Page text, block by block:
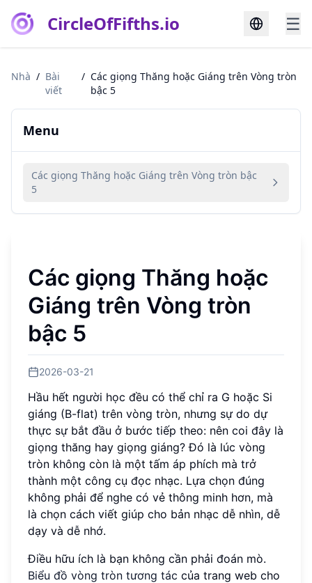
CircleOfFifths.io ☰
Nhà / Bài
viết
/ Các giọng Thăng hoặc Giáng trên Vòng tròn
bậc 5
Menu
Các giọng Thăng hoặc Giáng trên Vòng tròn bậc
5
Các giọng Thăng hoặc
Giáng trên Vòng tròn
bậc 5
2026-03-21
Hầu hết người học đều có thể chỉ ra G hoặc Si
giáng (B-flat) trên vòng tròn, nhưng sự do dự
thực sự bắt đầu ở bước tiếp theo: nên coi đây là
giọng thăng hay giọng giáng? Đó là lúc vòng
tròn không còn là một tấm áp phích mà trở
thành một công cụ đọc nhạc. Lựa chọn đúng
không phải để nghe có vẻ thông minh hơn, mà
là chọn cách viết giúp cho bản nhạc dễ nhìn, dễ
dạy và dễ nhớ.
Điều hữu ích là bạn không cần phải đoán mò.
Biểu đồ vòng tròn tương tác của trang web cho